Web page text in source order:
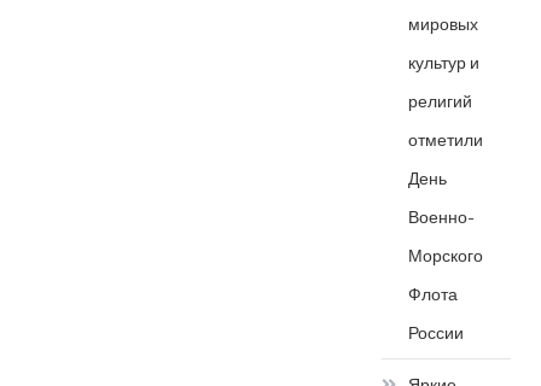
мировых
культур и
религий
отметили
День
Военно-
Морского
Флота
России